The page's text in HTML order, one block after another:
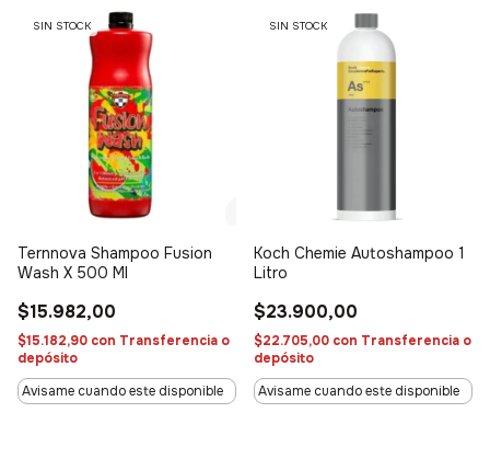
SIN STOCK
Ternnova Shampoo Fusion
Wash X 500 Ml
$15.982,00
$15.182,90 con Transferencia o
depósito
Avisame cuando este disponible
SIN STOCK
Koch Chemie Autoshampoo 1
Litro
$23.900,00
$22.705,00 con Transferencia o
depósito
Avisame cuando este disponible